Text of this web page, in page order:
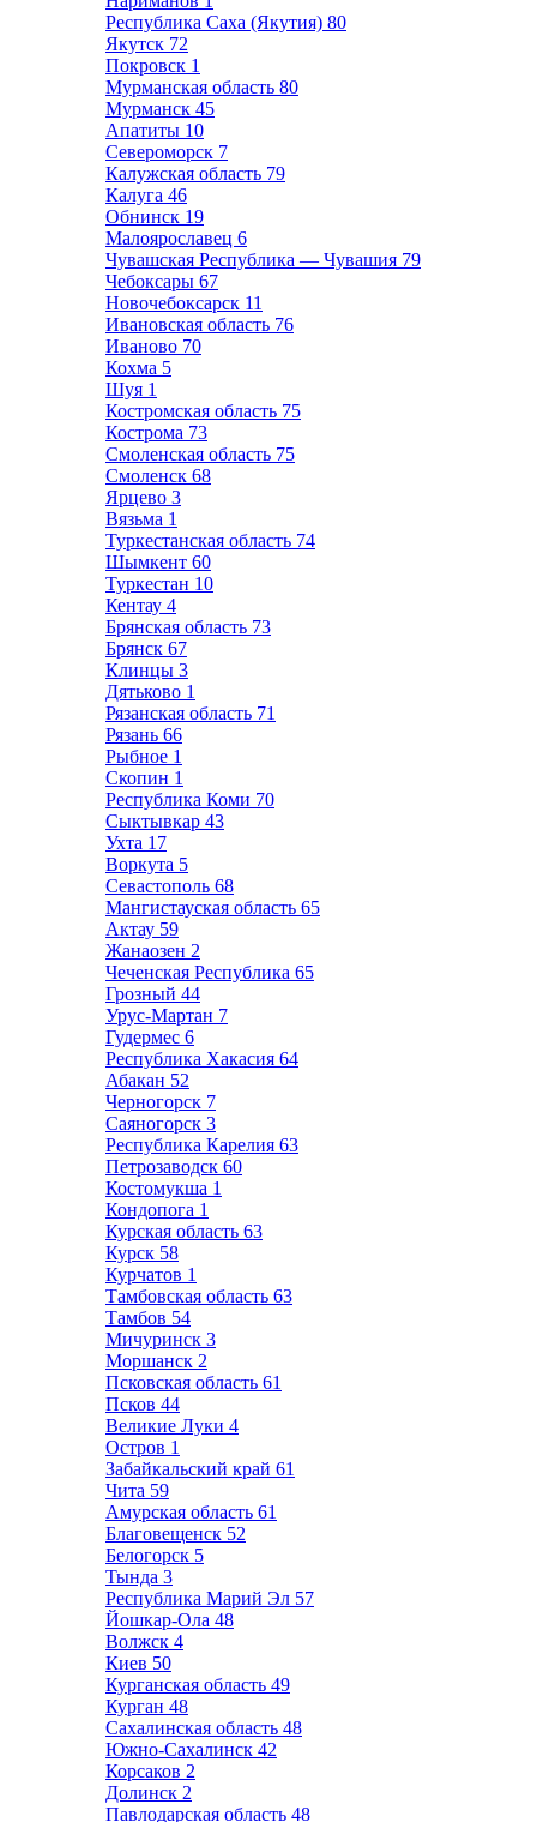
Республика Саха (Якутия) 80
Якутск 72
Покровск 1
Мурманская область 80
Мурманск 45
Апатиты 10
Североморск 7
Калужская область 79
Калуга 46
Обнинск 19
Малоярославец 6
Чувашская Республика — Чувашия 79
Чебоксары 67
Новочебоксарск 11
Ивановская область 76
Иваново 70
Кохма 5
Шуя 1
Костромская область 75
Кострома 73
Смоленская область 75
Смоленск 68
Ярцево 3
Вязьма 1
Туркестанская область 74
Шымкент 60
Туркестан 10
Кентау 4
Брянская область 73
Брянск 67
Клинцы 3
Дятьково 1
Рязанская область 71
Рязань 66
Рыбное 1
Скопин 1
Республика Коми 70
Сыктывкар 43
Ухта 17
Воркута 5
Севастополь 68
Мангистауская область 65
Актау 59
Жанаозен 2
Чеченская Республика 65
Грозный 44
Урус-Мартан 7
Гудермес 6
Республика Хакасия 64
Абакан 52
Черногорск 7
Саяногорск 3
Республика Карелия 63
Петрозаводск 60
Костомукша 1
Кондопога 1
Курская область 63
Курск 58
Курчатов 1
Тамбовская область 63
Тамбов 54
Мичуринск 3
Моршанск 2
Псковская область 61
Псков 44
Великие Луки 4
Остров 1
Забайкальский край 61
Чита 59
Амурская область 61
Благовещенск 52
Белогорск 5
Тында 3
Республика Марий Эл 57
Йошкар-Ола 48
Волжск 4
Киев 50
Курганская область 49
Курган 48
Сахалинская область 48
Южно-Сахалинск 42
Корсаков 2
Долинск 2
Павлодарская область 48